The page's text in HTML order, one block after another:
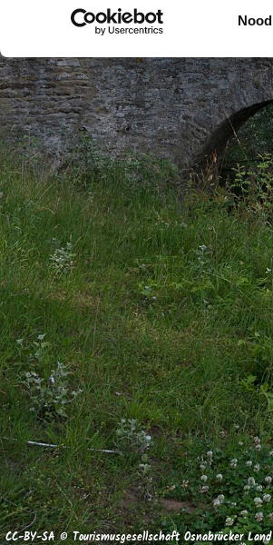
We
CC-BY-SA © Tourismusgesellschaft Osnabrücker